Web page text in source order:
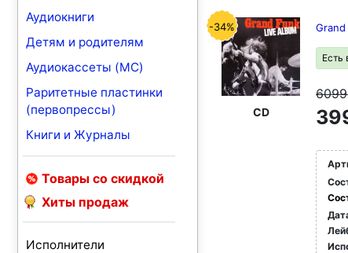
Аудиокниги
Детям и родителям
Аудиокассеты (MC)
Раритетные пластинки
(первопрессы)
Книги и Журналы
Товары со скидкой
Хиты продаж
Исполнители
-34%
CD
Есть